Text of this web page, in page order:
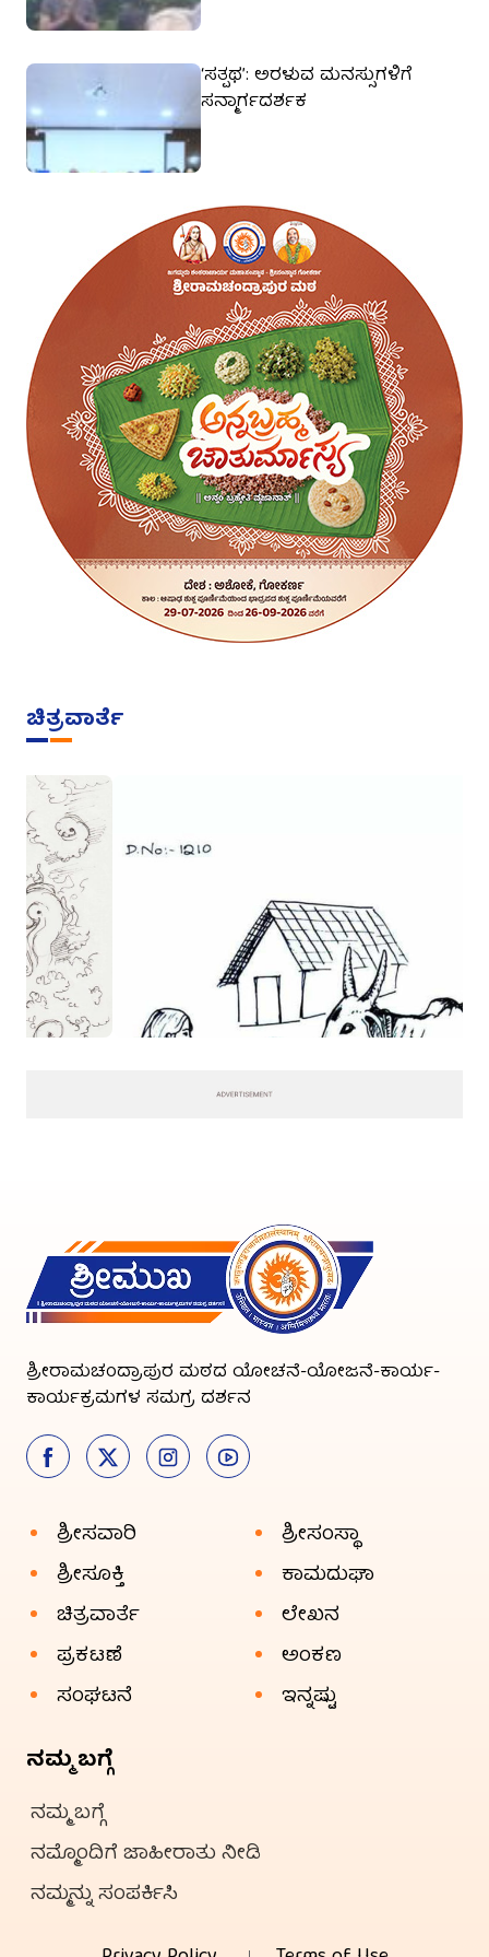
‘ಸತ್ಪಥ’: ಅರಳುವ ಮನಸ್ಸುಗಳಿಗೆ
ಸನ್ಮಾರ್ಗದರ್ಶಕ
ಚಿತ್ರವಾರ್ತೆ
ಶ್ರೀರಾಮಚಂದ್ರಾಪುರ ಮಠದ ಯೋಚನೆ-ಯೋಜನೆ-ಕಾರ್ಯ-
ಕಾರ್ಯಕ್ರಮಗಳ ಸಮಗ್ರ ದರ್ಶನ
ಶ್ರೀಸವಾರಿ
ಶ್ರೀಸಂಸ್ಥಾ
ಶ್ರೀಸೂಕ್ತಿ
ಕಾಮದುಘಾ
ಚಿತ್ರವಾರ್ತೆ
ಲೇಖನ
ಪ್ರಕಟಣೆ
ಅಂಕಣ
ಸಂಘಟನೆ
ಇನ್ನಷ್ಟು
ನಮ್ಮ ಬಗ್ಗೆ
ನಮ್ಮ ಬಗ್ಗೆ
ನಮ್ಮೊಂದಿಗೆ ಜಾಹೀರಾತು ನೀಡಿ
ನಮ್ಮನ್ನು ಸಂಪರ್ಕಿಸಿ